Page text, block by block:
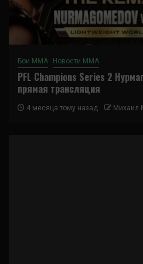
Бои ММА Новости ММА
PFL Champions Series 2
прямая трансляция
4 месяца тому назад Михаил